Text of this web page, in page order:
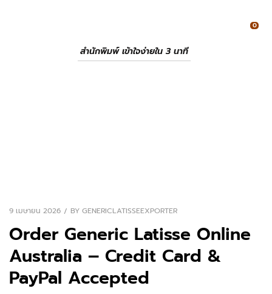
สำนักพิมพ์ เข้าใจง่ายใน 3 นาที
0
9 เมษายน 2026 BY GENERICLATISSEEXPORTER
Order Generic Latisse Online
Australia – Credit Card &
PayPal Accepted